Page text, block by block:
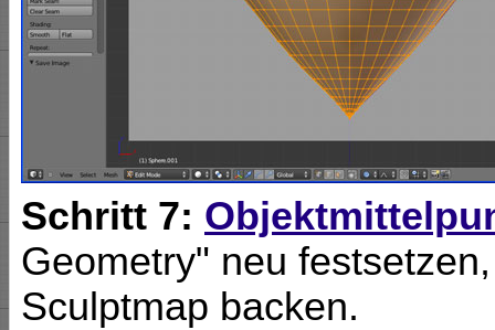
Schritt 7:
Geometry" neu
Sculptmap backen.